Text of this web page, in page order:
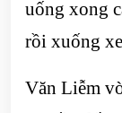
uống xong
rồi xuống
Văn Liễm